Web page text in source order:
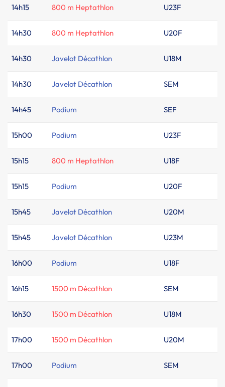
14h15 800 m Heptathlon U23F
14h30 800 m Heptathlon U20F
14h30 Javelot Décathlon U18M
14h30 Javelot Décathlon SEM
14h45 Podium SEF
15h00 Podium U23F
15h15 800 m Heptathlon U18F
15h15 Podium U20F
15h45 Javelot Décathlon U20M
15h45 Javelot Décathlon U23M
16h00 Podium U18F
16h15 1500 m Décathlon SEM
16h30 1500 m Décathlon U18M
17h00 1500 m Décathlon U20M
17h00 Podium SEM